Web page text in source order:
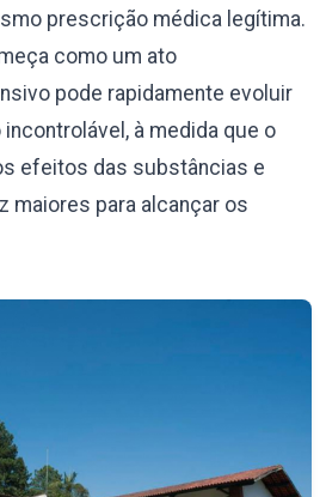
prescrição médica legítima.
como um ato
pode rapidamente evoluir
à medida que o
efeitos das substâncias e
maiores para alcançar os